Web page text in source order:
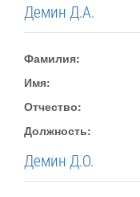
Демин Д.А.
Фамилия:
Имя:
Отчество:
Должность:
Демин Д.О.